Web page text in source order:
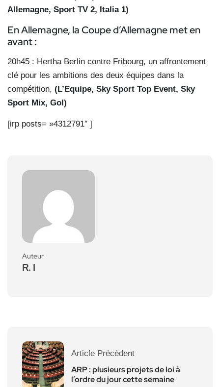
Allemagne, Sport TV 2, Italia 1)
En Allemagne, la Coupe d’Allemagne met en
avant :
20h45 : Hertha Berlin contre Fribourg, un affrontement
clé pour les ambitions des deux équipes dans la
compétition, (L’Equipe, Sky Sport Top Event, Sky
Sport Mix, Gol)
[irp posts= »4312791″ ]
Auteur
R. I
Article Précédent
ARP : plusieurs projets de loi à
l’ordre du jour cette semaine